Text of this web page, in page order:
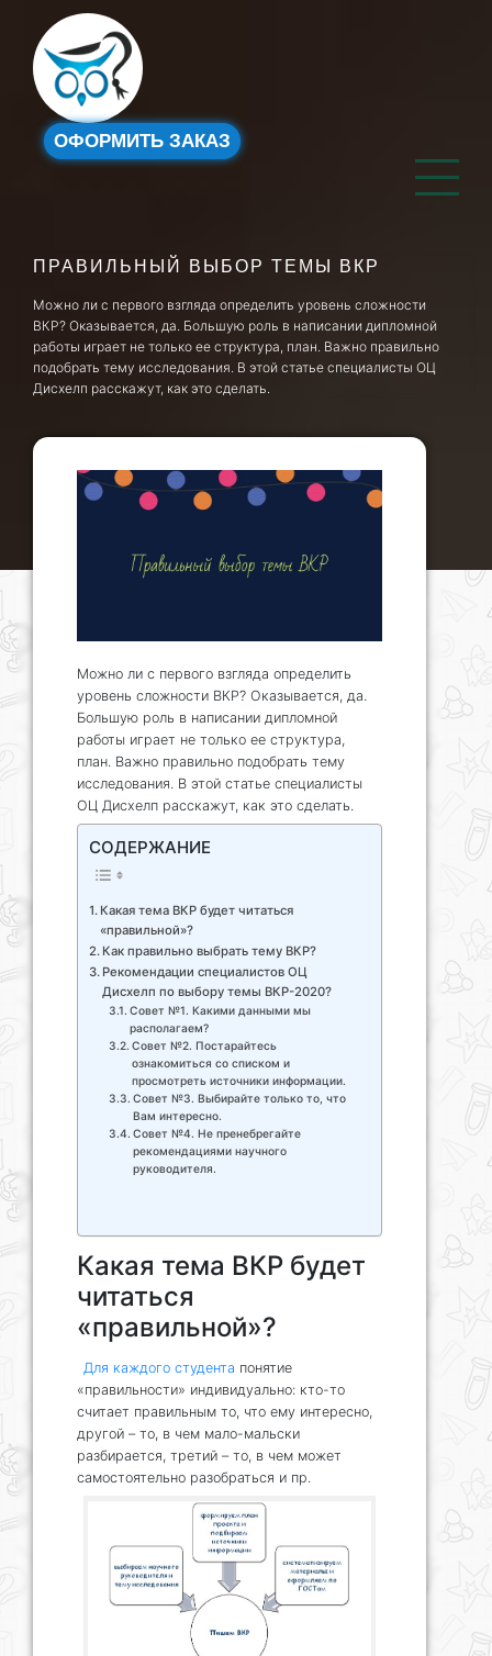
ОФОРМИТЬ ЗАКАЗ
ПРАВИЛЬНЫЙ ВЫБОР ТЕМЫ ВКР
Можно ли с первого взгляда определить уровень сложности
ВКР? Оказывается, да. Большую роль в написании дипломной
работы играет не только ее структура, план. Важно правильно
подобрать тему исследования. В этой статье специалисты ОЦ
Дисхелп расскажут, как это сделать.
Можно ли с первого взгляда определить
уровень сложности ВКР? Оказывается, да.
Большую роль в написании дипломной
работы играет не только ее структура,
план. Важно правильно подобрать тему
исследования. В этой статье специалисты
ОЦ Дисхелп расскажут, как это сделать.
СОДЕРЖАНИЕ
Какая тема ВКР будет читаться
«правильной»?
Как правильно выбрать тему ВКР?
Рекомендации специалистов ОЦ
Дисхелп по выбору темы ВКР-2020?
Совет №1. Какими данными мы
располагаем?
Совет №2. Постарайтесь
ознакомиться со списком и
просмотреть источники информации.
Совет №3. Выбирайте только то, что
Вам интересно.
Совет №4. Не пренебрегайте
рекомендациями научного
руководителя.
Какая тема ВКР будет
читаться
«правильной»?
Для каждого студента понятие
«правильности» индивидуально: кто-то
считает правильным то, что ему интересно,
другой – то, в чем мало-мальски
разбирается, третий – то, в чем может
самостоятельно разобраться и пр.